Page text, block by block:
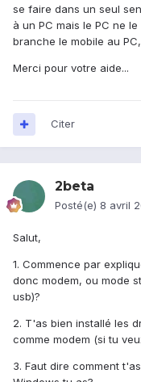
se faire dans un seul
à un PC mais le PC ne
branche le mobile au
Merci pour votre aide...
Citer
2beta
Posté(e) 8 avril
Salut,
1. Commence par
donc modem, ou mode
usb)?
2. T'as bien installé les
comme modem (si tu
3. Faut dire comment